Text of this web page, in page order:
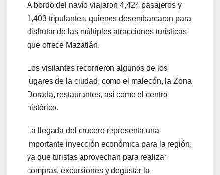
A bordo del navío viajaron 4,424 pasajeros y
1,403 tripulantes, quienes desembarcaron para
disfrutar de las múltiples atracciones turísticas
que ofrece Mazatlán.
Los visitantes recorrieron algunos de los
lugares de la ciudad, como el malecón, la Zona
Dorada, restaurantes, así como el centro
histórico.
La llegada del crucero representa una
importante inyección económica para la región,
ya que turistas aprovechan para realizar
compras, excursiones y degustar la